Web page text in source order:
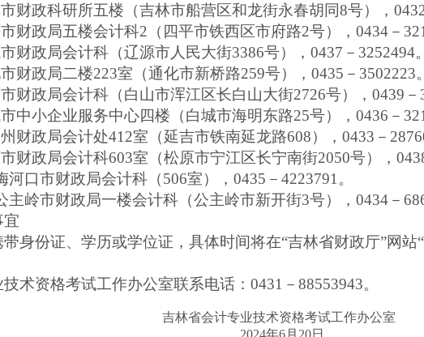
政科研所五楼（吉林市船营区和龙街永春胡同8号），0432
政局五楼会计科2（四平市铁西区市府路2号），0434－
政局会计科（辽源市人民大街3386号），0437－3252494。
政局二楼223室（通化市新桥路259号），0435－3502223。
政局会计科（白山市浑江区长白山大街2726号），0439－
小企业服务中心四楼（白城市海明东路25号），0436－
政局会计处412室（延吉市铁南延龙路608），0433－
政局会计科603室（松原市宁江区长宁南街2050号），0438
市财政局会计科（506室），0435－4223791。
市财政局一楼会计科（公主岭市新开街3号），0434－
份证、学历或学位证，具体时间将在“吉林省财政厅”网站
资格考试工作办公室联系电话：0431－88553943。
计专业技术资格考试工作办公室
年6月20日